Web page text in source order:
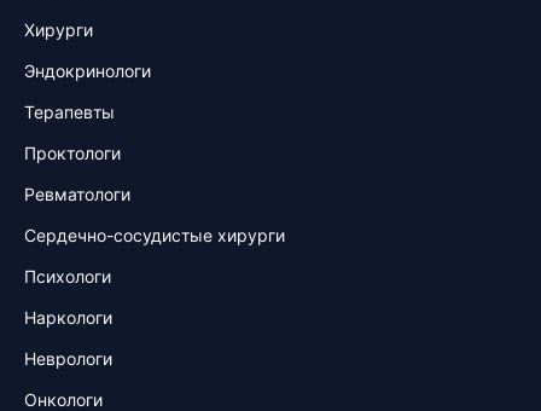
Хирурги
Эндокринологи
Терапевты
Проктологи
Ревматологи
Сердечно-сосудистые хирурги
Психологи
Наркологи
Неврологи
Онкологи